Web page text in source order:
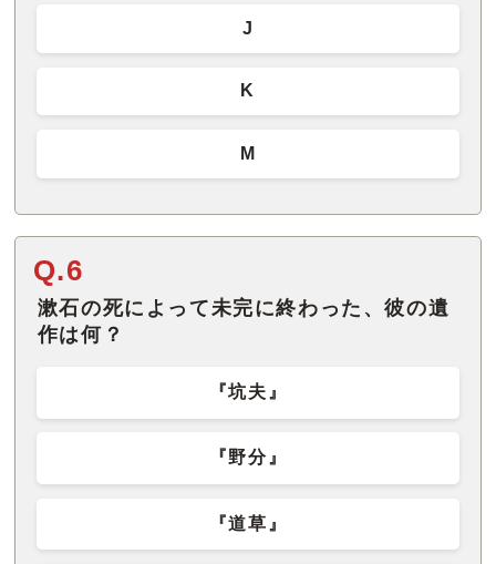
J
K
M
Q.6
漱石の死によって未完に終わった、彼の遺
作は何？
『坑夫』
『野分』
『道草』